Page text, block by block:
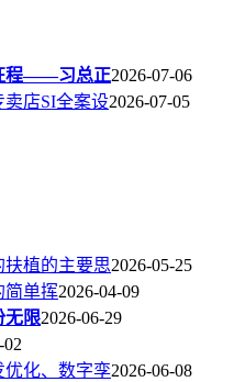
程——习总正2026-07-06
店SI全案设2026-07-05
植的主要思2026-05-25
简单挥2026-04-09
无限2026-06-29
02
优化、数字孪2026-06-08